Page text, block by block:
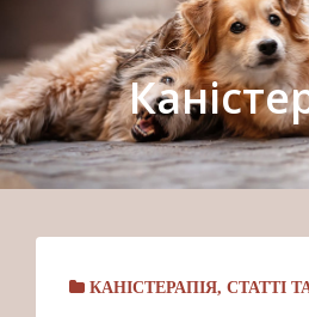
КАНІСТЕРАПІЯ, СТАТТІ